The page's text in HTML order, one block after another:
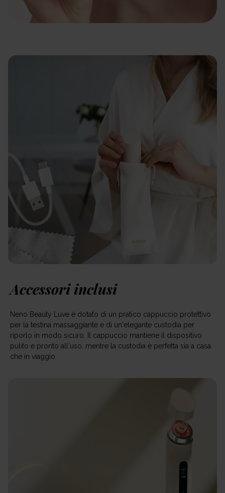
Accessori inclusi
Neno Beauty Luve è dotato di un pratico cappuccio protettivo
per la testina massaggiante e di un'elegante custodia per
riporlo in modo sicuro. Il cappuccio mantiene il dispositivo
pulito e pronto all'uso, mentre la custodia è perfetta sia a casa
che in viaggio.